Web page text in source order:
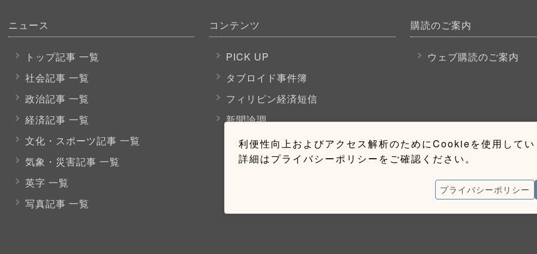
利便性向上およびアクセス解析のためにCookieを使用して
詳細はプライバシーポリシーをご確認ください。
プライバシーポリシー
ニュース
トップ記事 一覧
社会記事 一覧
政治記事 一覧
経済記事 一覧
文化・スポーツ記事 一覧
気象・災害記事 一覧
英字 一覧
写真記事 一覧
コンテンツ
PICK UP
タブロイド事件簿
フィリピン経済短信
新聞論調
購読のご案内
ウェブ購読のご案内